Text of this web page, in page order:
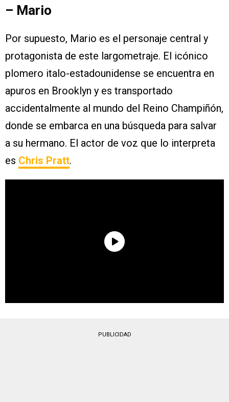
– Mario
Por supuesto, Mario es el personaje central y
protagonista de este largometraje. El icónico
plomero italo-estadounidense se encuentra en
apuros en Brooklyn y es transportado
accidentalmente al mundo del Reino Champiñón,
donde se embarca en una búsqueda para salvar
a su hermano. El actor de voz que lo interpreta
es Chris Pratt.
PUBLICIDAD